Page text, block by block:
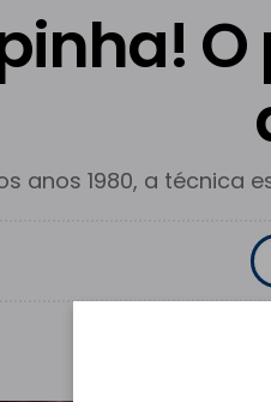
anos 1980, a técnica